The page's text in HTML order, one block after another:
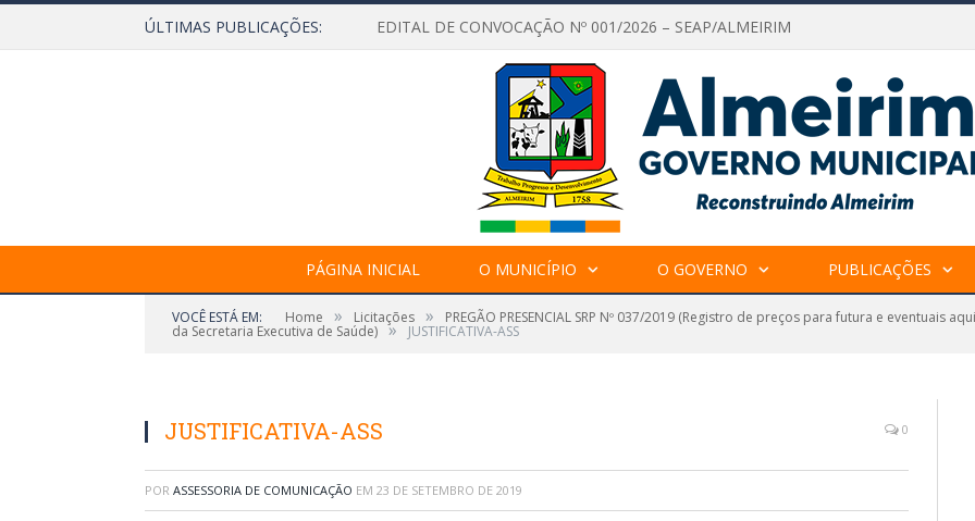
ÚLTIMAS PUBLICAÇÕES: EDITAL DE CONVOCAÇÃO Nº 001/2026 – SEAP/ALMEIRIM
PÁGINA INICIAL O MUNICÍPIO O GOVERNO PUBLICAÇÕES
VOCÊ ESTÁ EM: Home » Licitações » PREGÃO PRESENCIAL SRP Nº 037/2019 (Registro de preços para futura e eventuais
da Secretaria Executiva de Saúde) » JUSTIFICATIVA-ASS
JUSTIFICATIVA-ASS 0
POR ASSESSORIA DE COMUNICAÇÃO EM 23 DE SETEMBRO DE 2019